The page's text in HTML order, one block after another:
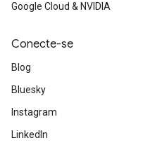
Google Cloud & NVIDIA
Conecte-se
Blog
Bluesky
Instagram
LinkedIn